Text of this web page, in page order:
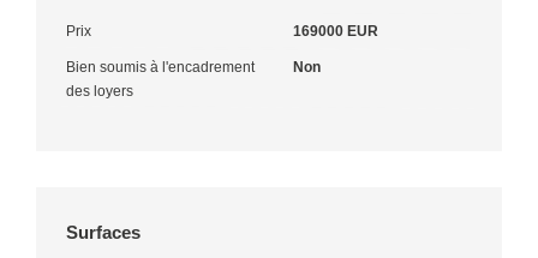
Prix 169000 EUR
Bien soumis à l'encadrement
des loyers
Non
Surfaces